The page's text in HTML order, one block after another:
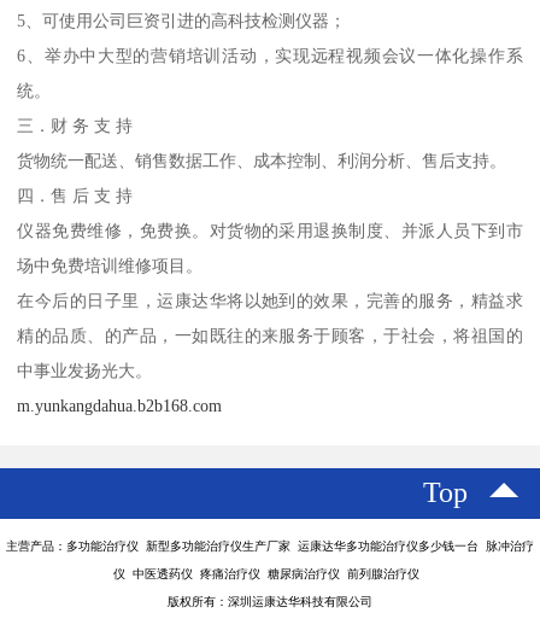
5、可使用公司巨资引进的高科技检测仪器；
6、举办中大型的营销培训活动，实现远程视频会议一体化操作系
统。
三．财 务 支 持
货物统一配送、销售数据工作、成本控制、利润分析、售后支持。
四．售 后 支 持
仪器免费维修，免费换。对货物的采用退换制度、并派人员下到市
场中免费培训维修项目。
在今后的日子里，运康达华将以她到的效果，完善的服务，精益求
精的品质、的产品，一如既往的来服务于顾客，于社会，将祖国的
中事业发扬光大。
m.yunkangdahua.b2b168.com
Top
主营产品：多功能治疗仪 新型多功能治疗仪生产厂家 运康达华多功能治疗仪多少钱一台 脉冲治疗
仪 中医透药仪 疼痛治疗仪 糖尿病治疗仪 前列腺治疗仪
版权所有：深圳运康达华科技有限公司